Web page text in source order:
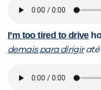
I’m too tired to drive
demais para dirigiraté